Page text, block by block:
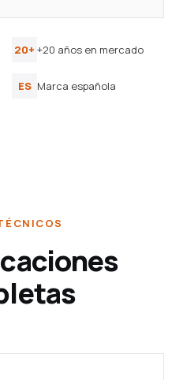
20+ +20 años en mercado
ES Marca española